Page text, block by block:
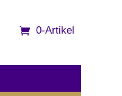
0-Artikel